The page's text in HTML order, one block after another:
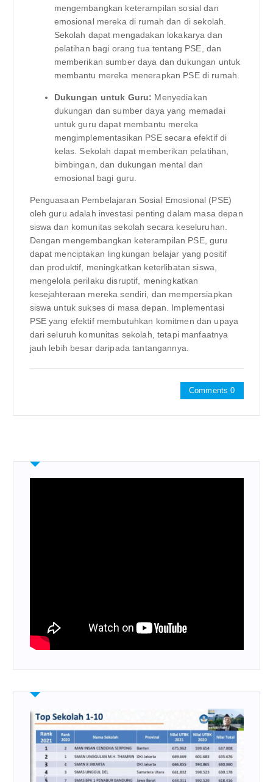
mengembangkan keterampilan sosial dan
emosional mereka di rumah dan di sekolah.
Sekolah dapat mengadakan lokakarya dan
pelatihan bagi orang tua tentang PSE, dan
memberikan sumber daya dan dukungan untuk
membantu mereka menerapkan PSE di rumah.
Dukungan untuk Guru: Menyediakan
dukungan dan sumber daya yang memadai
untuk guru dapat membantu mereka
mengimplementasikan PSE secara efektif di
kelas. Sekolah dapat memberikan pelatihan,
bimbingan, dan dukungan mental dan
emosional bagi guru.
Penguasaan Pembelajaran Sosial Emosional (PSE)
oleh guru adalah investasi penting dalam masa depan
siswa dan komunitas sekolah secara keseluruhan.
Dengan mengembangkan keterampilan PSE, guru
dapat menciptakan lingkungan belajar yang positif
dan produktif, meningkatkan keterlibatan siswa,
mengelola perilaku disruptif, meningkatkan
kesejahteraan mereka sendiri, dan mempersiapkan
siswa untuk sukses di masa depan. Implementasi
PSE yang efektif membutuhkan komitmen dan upaya
dari seluruh komunitas sekolah, tetapi manfaatnya
jauh lebih besar daripada tantangannya.
Comments 0